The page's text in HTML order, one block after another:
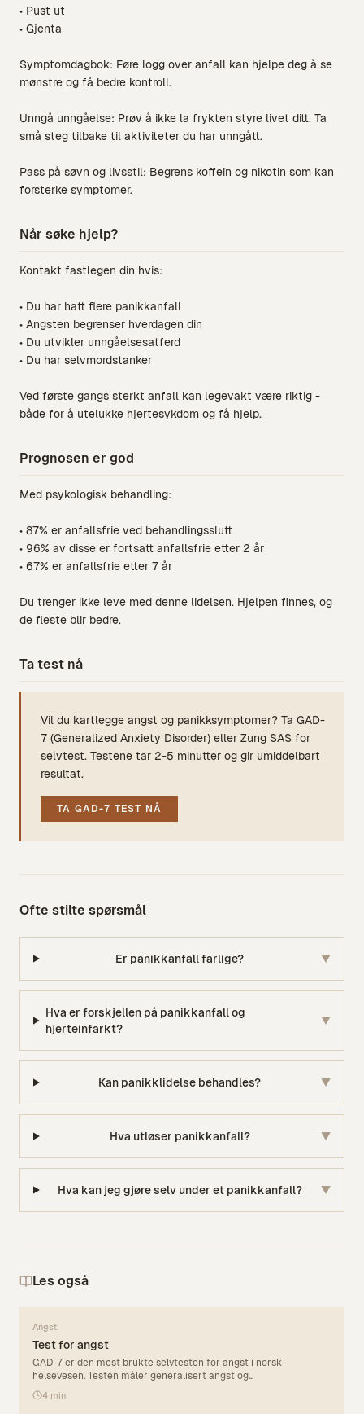
• Pust ut
• Gjenta
Symptomdagbok: Føre logg over anfall kan hjelpe deg å se
mønstre og få bedre kontroll.
Unngå unngåelse: Prøv å ikke la frykten styre livet ditt. Ta
små steg tilbake til aktiviteter du har unngått.
Pass på søvn og livsstil: Begrens koffein og nikotin som kan
forsterke symptomer.
Når søke hjelp?
Kontakt fastlegen din hvis:
• Du har hatt flere panikkanfall
• Angsten begrenser hverdagen din
• Du utvikler unngåelsesatferd
• Du har selvmordstanker
Ved første gangs sterkt anfall kan legevakt være riktig -
både for å utelukke hjertesykdom og få hjelp.
Prognosen er god
Med psykologisk behandling:
• 87% er anfallsfrie ved behandlingsslutt
• 96% av disse er fortsatt anfallsfrie etter 2 år
• 67% er anfallsfrie etter 7 år
Du trenger ikke leve med denne lidelsen. Hjelpen finnes, og
de fleste blir bedre.
Ta test nå
Vil du kartlegge angst og panikksymptomer? Ta GAD-
7 (Generalized Anxiety Disorder) eller Zung SAS for
selvtest. Testene tar 2-5 minutter og gir umiddelbart
resultat.
TA GAD-7 TEST NÅ
Ofte stilte spørsmål
Er panikkanfall farlige? ▼
Hva er forskjellen på panikkanfall og
hjerteinfarkt?
▼
Kan panikklidelse behandles? ▼
Hva utløser panikkanfall? ▼
Hva kan jeg gjøre selv under et panikkanfall? ▼
Les også
Angst
Test for angst
GAD-7 er den mest brukte selvtesten for angst i norsk
helsevesen. Testen måler generalisert angst og...
4 min